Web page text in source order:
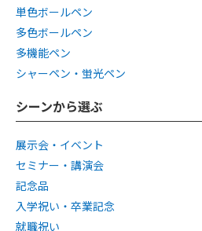
単色ボールペン
多色ボールペン
多機能ペン
シャーペン・蛍光ペン
シーンから選ぶ
展示会・イベント
セミナー・講演会
記念品
入学祝い・卒業記念
就職祝い